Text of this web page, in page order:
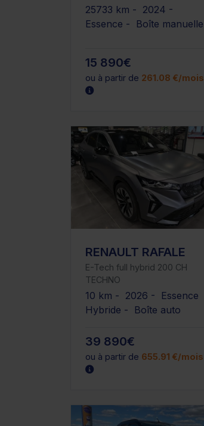
25733 km - 2024 -
Essence - Boîte manuelle
15 890€
ou à partir de 261.08 €/mois
RENAULT RAFALE
E-Tech full hybrid 200 CH
TECHNO
10 km - 2026 - Essence
Hybride - Boîte auto
39 890€
ou à partir de 655.91 €/mois